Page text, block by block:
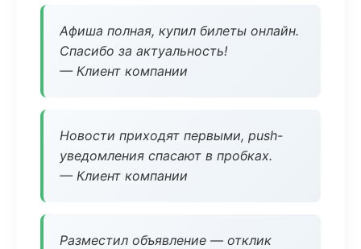
Афиша полная, купил билеты онлайн.
Спасибо за актуальность!
— Клиент компании
Новости приходят первыми, push-
уведомления спасают в пробках.
— Клиент компании
Разместил объявление — отклик